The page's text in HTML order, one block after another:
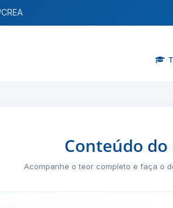
Conteúdo
Acompanhe o teor completo e faça o